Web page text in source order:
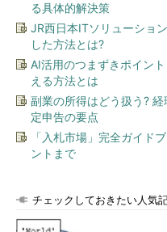
る具体的解決策
JR西日本ITソリューショ
した方法とは?
AI活用のつまずきポイン
える方法とは
副業の所得はどう扱う?
定申告の要点
「入札市場」完全ガイド
ントまで
チェックしておきたい人気